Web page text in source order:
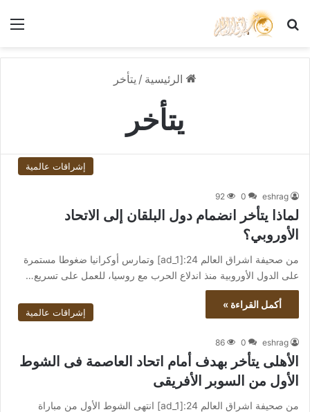
بحث عن
الرئيسية / يتأخر
يتأخر
إشراقات عالمية
eshrag
0
92
لماذا يتأخر انضمام دول البلقان إلى الاتحاد
الأوروبي؟
من صحيفة اشراق العالم 24:[ad_1] وتمارس أوكرانيا ضغوطا مستمرة
على الدول الأوروبية منذ اندلاع الحرب مع روسيا، للعمل على تسريع…
أكمل القراءة »
إشراقات عالمية
eshrag
0
86
الأهلى يتأخر بهدف أمام اتحاد العاصمة فى الشوط
الأول من السوبر الأفريقى
من صحيفة اشراق العالم 24:[ad_1] انتهى الشوط الأول من مباراة